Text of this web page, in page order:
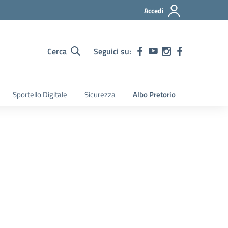
Accedi
Cerca Seguici su:
Sportello Digitale Sicurezza Albo Pretorio